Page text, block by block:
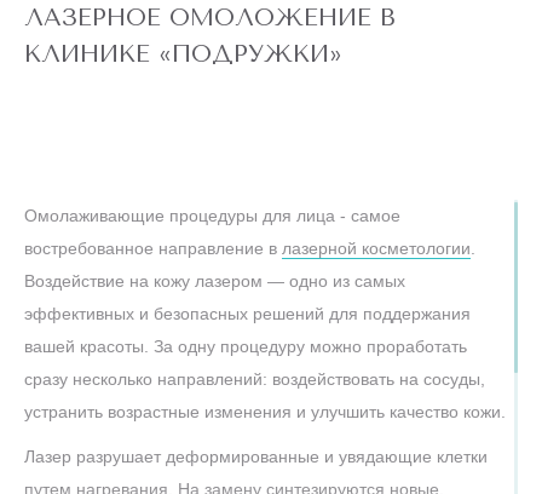
ЛАЗЕРНОЕ ОМОЛОЖЕНИЕ В
КЛИНИКЕ «ПОДРУЖКИ»
Омолаживающие процедуры для лица - самое
востребованное направление в лазерной косметологии
Воздействие на кожу лазером — одно из самых
эффективных и безопасных решений для поддержания
вашей красоты. За одну процедуру можно проработать
сразу несколько направлений: воздействовать на сосуды,
устранить возрастные изменения и улучшить качество кожи.
Лазер разрушает деформированные и увядающие клетки
путем нагревания. На замену синтезируются новые,